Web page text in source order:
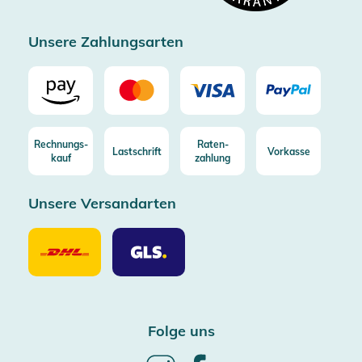
Unsere Zahlungsarten
Rechnungs-
kauf
Lastschrift
Raten-
zahlung
Vorkasse
Unsere Versandarten
Unsere
Versandarten
DHL
Unsere
Versandarten
GLS
Folge uns